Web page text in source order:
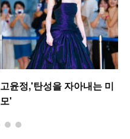
고윤정,'탄성을 자아내는 미
모'